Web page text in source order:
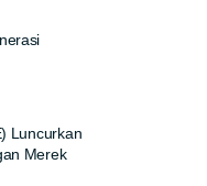
Luncurkan
Merek